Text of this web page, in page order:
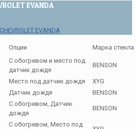
EVANDA
EVANDA
Опции Марка стекла
С обогревом и место под
датчик дождя
BENSON
Место под датчик дождя
XYG
Датчик дождя BENSON
С обогревом, Датчик
дождя
BENSON
С обогревом, Место под